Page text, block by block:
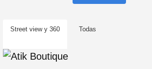
Street view y 360 Todas